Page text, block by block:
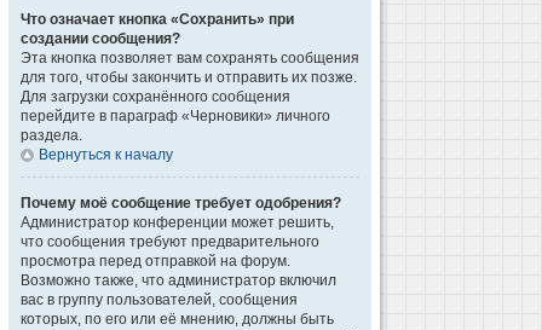
Что означает кнопка «Сохранить» при
создании сообщения?
Эта кнопка позволяет вам сохранять сообщения
для того, чтобы закончить и отправить их позже.
Для загрузки сохранённого сообщения
перейдите в параграф «Черновики» личного
раздела.
Вернуться к началу
Почему моё сообщение требует одобрения?
Администратор конференции может решить,
что сообщения требуют предварительного
просмотра перед отправкой на форум.
Возможно также, что администратор включил
вас в группу пользователей, сообщения
которых, по его или её мнению, должны быть